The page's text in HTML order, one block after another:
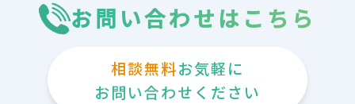
お問い合わせはこちら
相談無料お気軽に
お問い合わせください